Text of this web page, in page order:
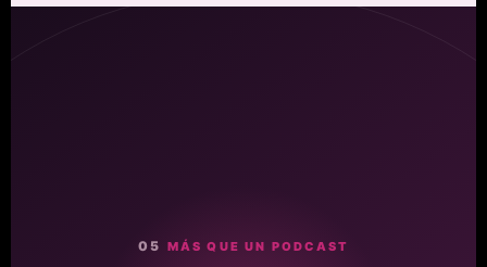
05 MÁS QUE UN PODCAST